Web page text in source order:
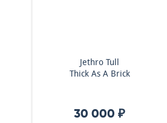
Jethro Tull
Thick As A Brick
30 000 ₽